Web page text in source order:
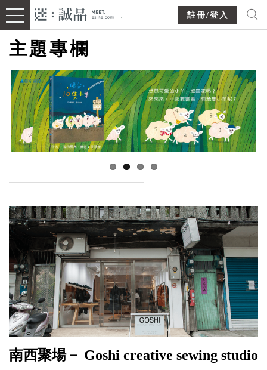
註冊/登入
主題專欄
南西聚場－ Goshi creative sewing studio